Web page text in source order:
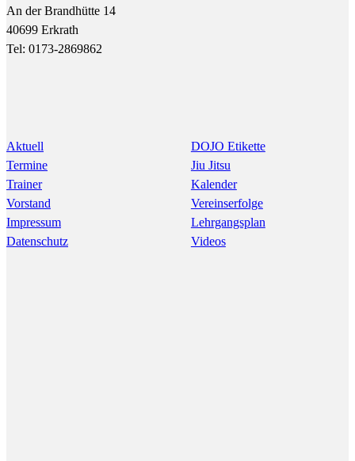
An der Brandhütte 14
40699 Erkrath
Tel: 0173-2869862
Aktuell
Termine
Trainer
Vorstand
Impressum
Datenschutz
DOJO Etikette
Jiu Jitsu
Kalender
Vereinserfolge
Lehrgangsplan
Videos